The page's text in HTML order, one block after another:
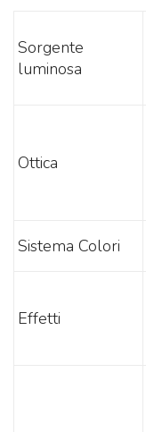
Sorgente
luminosa
Ottica
Sistema Colori
Effetti